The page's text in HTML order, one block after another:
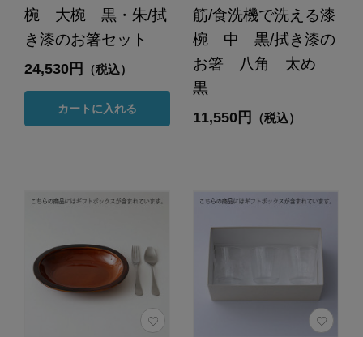
椀 大椀 黒・朱/拭
き漆のお箸セット
24,530円 （税込）
カートに入れる
筋/食洗機で洗える漆
椀 中 黒/拭き漆の
お箸 八角 太め
黒
11,550円 （税込）